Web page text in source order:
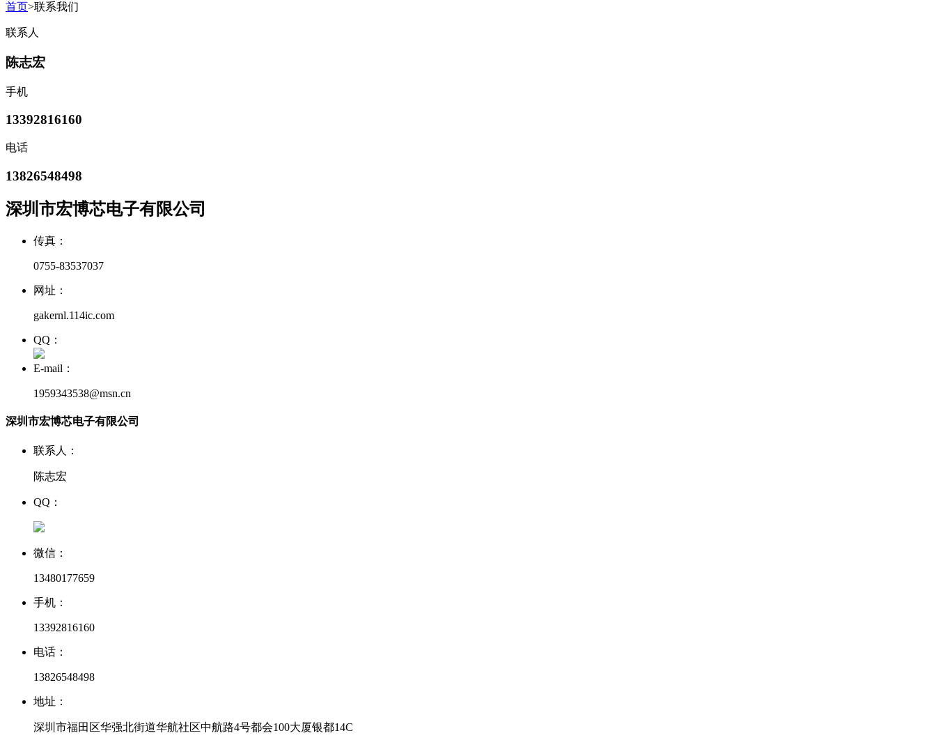
首页>联系我们
联系人
陈志宏
手机
13392816160
电话
13826548498
深圳市宏博芯电子有限公司
传真：
0755-83537037
网址：
gakernl.114ic.com
QQ：
E-mail：
1959343538@msn.cn
深圳市宏博芯电子有限公司
联系人：
陈志宏
QQ：
微信：
13480177659
手机：
13392816160
电话：
13826548498
地址：
深圳市福田区华强北街道华航社区中航路4号都会100大厦银都14C